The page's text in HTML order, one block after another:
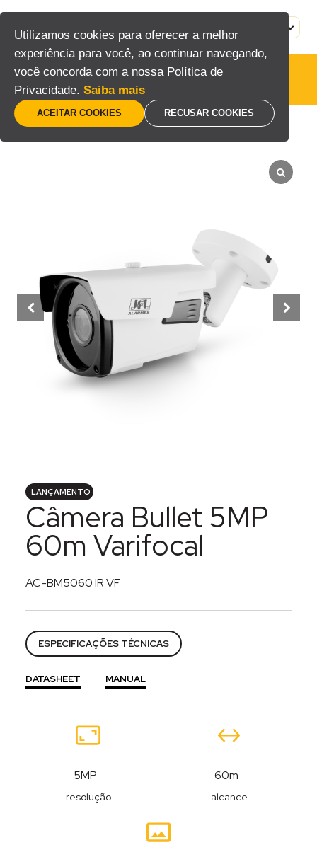
Utilizamos cookies para oferecer a melhor
experiência para você, ao continuar navegando,
você concorda com a nossa Política de
Privacidade. Saiba mais
RECUSAR COOKIES
ACEITAR COOKIES
conteúdo
Câmeras
Home / Segurança eletrônica / CFTV / Câmeras
Câmera Bullet 5MP
60m Varifocal
LANÇAMENTO
AC-BM5060 IR VF
ESPECIFICAÇÕES TÉCNICAS
DATASHEET MANUAL
Recursos
resolução
5MP
alcance
60m